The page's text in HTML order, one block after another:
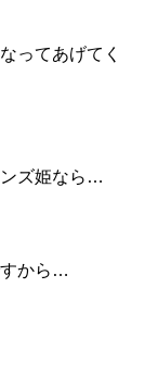
ってあげてく
ズ姫なら…
すから…